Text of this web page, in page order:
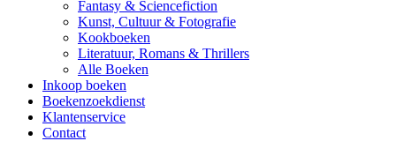
Fantasy & Sciencefiction
Kunst, Cultuur & Fotografie
Kookboeken
Literatuur, Romans & Thrillers
Alle Boeken
Inkoop boeken
Boekenzoekdienst
Klantenservice
Contact